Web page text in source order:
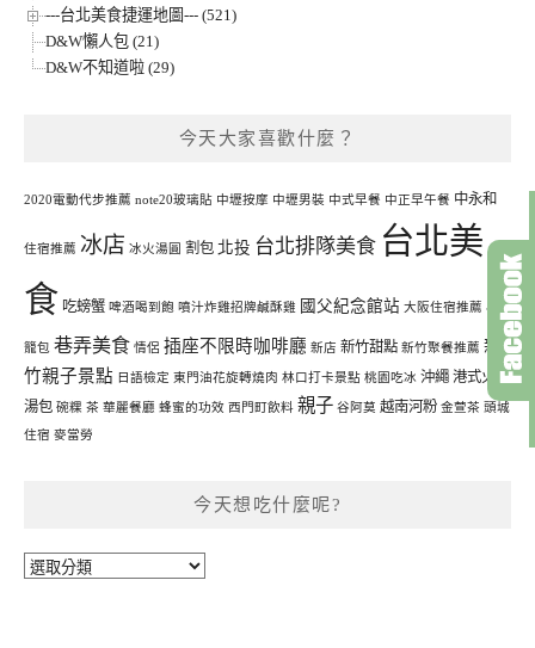
---台北美食捷運地圖--- (521)
D&W懶人包 (21)
D&W不知道啦 (29)
今天大家喜歡什麼？
2020電動代步推薦 note20玻璃貼 中壢按摩 中壢男裝 中式早餐 中正早午餐 中永和
住宿推薦 冰店 冰火湯圓 割包 北投 台北排隊美食 台北美
食 吃螃蟹 啤酒喝到飽 噴汁炸雞招牌鹹酥雞 國父紀念館站 大阪住宿推薦 小
籠包 巷弄美食 情侶 插座不限時咖啡廳 新店 新竹甜點 新竹聚餐推薦 新
竹親子景點 日語檢定 東門油花旋轉燒肉 林口打卡景點 桃園吃冰 沖繩 港式火鍋
湯包 碗粿 茶 華麗餐廳 蜂蜜的功效 西門町飲料 親子 谷阿莫 越南河粉 金萱茶 頭城
住宿 麥當勞
今天想吃什麼呢?
今